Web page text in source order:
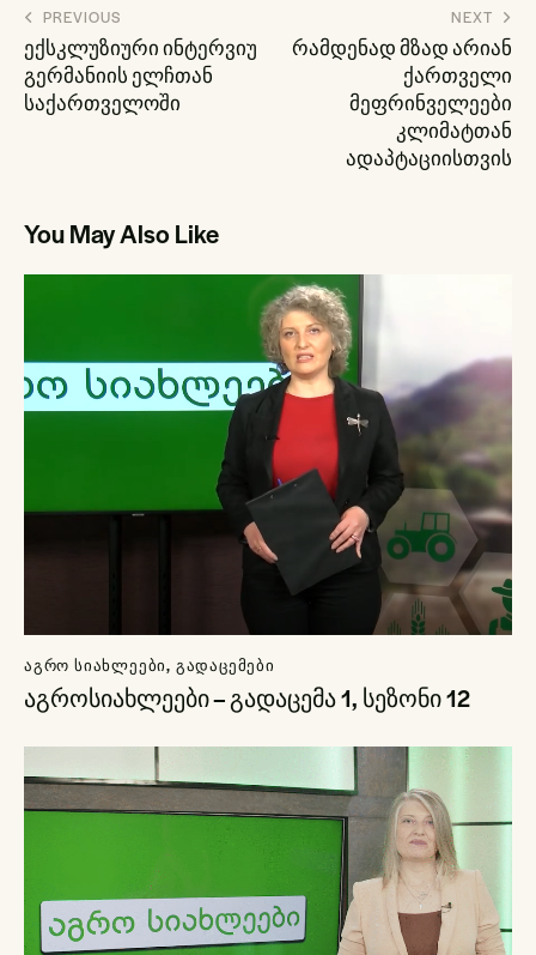
პოსტის
ნავიგაცია
PREVIOUS
ექსკლუზიური ინტერვიუ
გერმანიის ელჩთან
საქართველოში
NEXT
რამდენად მზად არიან
ქართველი
მეფრინველეები
კლიმატთან
ადაპტაციისთვის
You May Also Like
ᲐᲒᲠᲝ ᲡᲘᲐᲮᲚᲔᲔᲑᲘ, ᲒᲐᲓᲐᲪᲔᲛᲔᲑᲘ
აგროსიახლეები – გადაცემა 1, სეზონი 12